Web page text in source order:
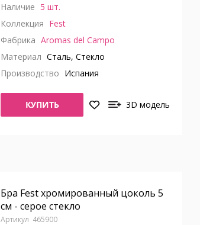
Наличие 5 шт.
Коллекция Fest
Фабрика Aromas del Campo
Материал Сталь, Стекло
Производство Испания
КУПИТЬ 3D модель
Бра Fest хромированный цоколь 5
см - серое стекло
465900